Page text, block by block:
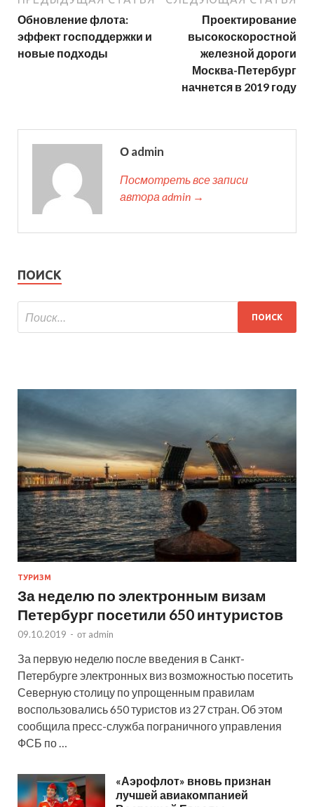
Обновление флота:
эффект господдержки и
новые подходы
Проектирование
высокоскоростной
железной дороги
Москва-Петербург
начнется в 2019 году
О admin
Посмотреть все записи
автора admin →
ПОИСК
ТУРИЗМ
За неделю по электронным визам
Петербург посетили 650 интуристов
09.10.2019 - от admin
За первую неделю после введения в Санкт-
Петербурге электронных виз возможностью посетить
Северную столицу по упрощенным правилам
воспользовались 650 туристов из 27 стран. Об этом
сообщила пресс-служба пограничного управления
ФСБ по …
«Аэрофлот» вновь признан
лучшей авиакомпанией